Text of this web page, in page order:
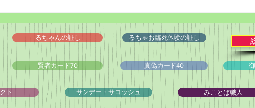
るちゃんの証し るちゃお臨死体験の証し
賢者カード70 真偽カード40
ト サンデー・サコッシュ みことば職人